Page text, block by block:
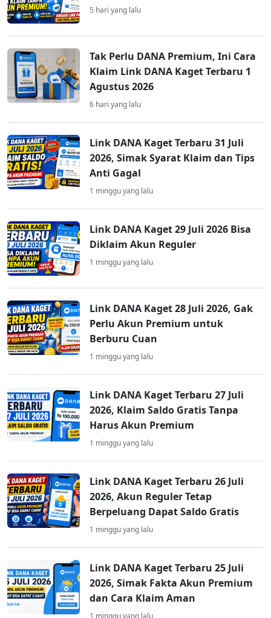
5 hari yang lalu
Tak Perlu DANA Premium, Ini Cara
Klaim Link DANA Kaget Terbaru 1
Agustus 2026
6 hari yang lalu
Link DANA Kaget Terbaru 31 Juli
2026, Simak Syarat Klaim dan Tips
Anti Gagal
1 minggu yang lalu
Link DANA Kaget 29 Juli 2026 Bisa
Diklaim Akun Reguler
1 minggu yang lalu
Link DANA Kaget 28 Juli 2026, Gak
Perlu Akun Premium untuk
Berburu Cuan
1 minggu yang lalu
Link DANA Kaget Terbaru 27 Juli
2026, Klaim Saldo Gratis Tanpa
Harus Akun Premium
1 minggu yang lalu
Link DANA Kaget Terbaru 26 Juli
2026, Akun Reguler Tetap
Berpeluang Dapat Saldo Gratis
1 minggu yang lalu
Link DANA Kaget Terbaru 25 Juli
2026, Simak Fakta Akun Premium
dan Cara Klaim Aman